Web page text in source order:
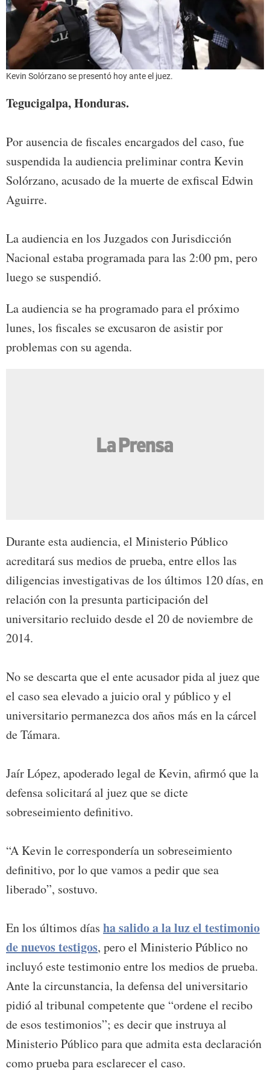
Kevin Solórzano se presentó hoy ante el juez.
Tegucigalpa, Honduras.
Por ausencia de fiscales encargados del caso, fue
suspendida la audiencia preliminar contra Kevin
Solórzano, acusado de la muerte de exfiscal Edwin
Aguirre.
La audiencia en los Juzgados con Jurisdicción
Nacional estaba programada para las 2:00 pm, pero
luego se suspendió.
La audiencia se ha programado para el próximo
lunes, los fiscales se excusaron de asistir por
problemas con su agenda.
Durante esta audiencia, el Ministerio Público
acreditará sus medios de prueba, entre ellos las
diligencias investigativas de los últimos 120 días, en
relación con la presunta participación del
universitario recluido desde el 20 de noviembre de
2014.
No se descarta que el ente acusador pida al juez que
el caso sea elevado a juicio oral y público y el
universitario permanezca dos años más en la cárcel
de Támara.
Jaír López, apoderado legal de Kevin, afirmó que la
defensa solicitará al juez que se dicte
sobreseimiento definitivo.
“A Kevin le correspondería un sobreseimiento
definitivo, por lo que vamos a pedir que sea
liberado”, sostuvo.
En los últimos días ha salido a la luz el testimonio
de nuevos testigos, pero el Ministerio Público no
incluyó este testimonio entre los medios de prueba.
Ante la circunstancia, la defensa del universitario
pidió al tribunal competente que “ordene el recibo
de esos testimonios”; es decir que instruya al
Ministerio Público para que admita esta declaración
como prueba para esclarecer el caso.